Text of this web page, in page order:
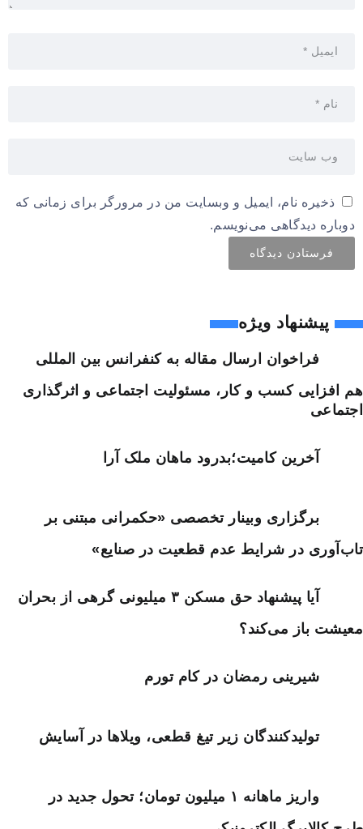
ذخیره نام، ایمیل و وبسایت من در مرورگر برای زمانی که
دوباره دیدگاهی می‌نویسم.
پیشنهاد ویژه
فراخوان ارسال مقاله به کنفرانس بین المللی
هم افزایی کسب و کار، مسئولیت اجتماعی و اثرگذاری
اجتماعی
آخرین کامیت؛بدرود ماهان ملک آرا
برگزاری وبینار تخصصی «حکمرانی مبتنی بر
تاب‌آوری در شرایط عدم قطعیت در صنایع»
آیا پیشنهاد حق مسکن ۳ میلیونی گرهی از بحران
معیشت باز می‌کند؟
شیرینی رمضان در کام تورم
تولیدکنندگان زیر تیغ قطعی، ویلاها در آسایش
واریز ماهانه ۱ میلیون تومان؛ تحول جدید در